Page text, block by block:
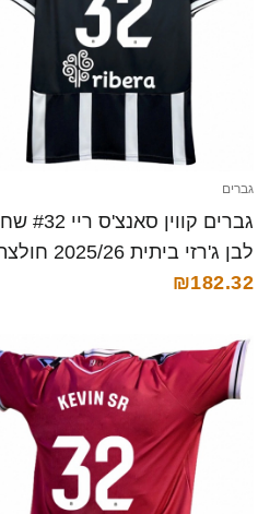
גברים
גברים קווין
לבן ג'רזי ביתית 2025/26
קצרה
₪182.32